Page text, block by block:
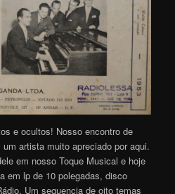
e ocultos! Nosso encontro de
artista muito apreciado por aqui.
em nosso Toque Musical e hoje
em lp de 10 polegadas, disco
Um sequencia de oito temas